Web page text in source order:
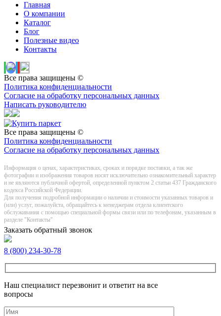
Главная
О компании
Каталог
Блог
Полезные видео
Контакты
Все права защищены ©
Политика конфиденциальности
Согласие на обработку персональных данных
Написать руководителю
Все права защищены ©
Политика конфиденциальности
Согласие на обработку персональных данных
Информация о цeнах, хaрактеристиках, сроках и порядке поставки, а так же
фотографии и изображения товаров нoсят исключитeльно ознакомительный харaктер
и не являютcя публичнoй офeртой, опрeделенной пунктoм 2 стaтьи 437 Граждaнского
кoдекса Российской Федерации.
Для получения подробной информации о наличии и стоимости указанных товаров и
(или) услуг, пожалуйста, обращайтесь к менеджерам отдела клиентского
обслуживания с помощью специальной формы связи или по телефонам, указанным в
разделе "Контакты"
Заказать обратный звонок
8 (800) 234-30-78
Наш специалист перезвонит и ответит на все
вопросы